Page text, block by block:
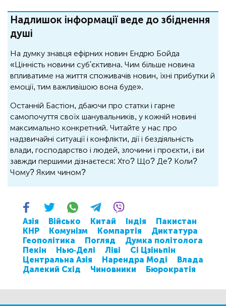
Надлишок інформації веде до збіднення
душі
На думку знавця ефірних новин Ендрю Бойда
«Цінність новини суб'єктивна. Чим більше новина
впливатиме на життя споживачів новин, їхні прибутки й
емоції, тим важливішою вона буде».
Останній Бастіон, дбаючи про статки і гарне
самопочуття своїх шанувальників, у кожній новині
максимально конкретний. Читайте у нас про
надзвичайні ситуації і конфлікти, дії і бездіяльність
влади, господарство і людей, злочини і проєкти, і ви
завжди першими дізнаєтеся: Хто? Що? Де? Коли?
Чому? Яким чином?
Азія Військо Китай Індія
Пакистан
КНР
Комунізм Компартія
Диктатура
Геополітика
Погляд
Думка політолога
Пекін
Нью-Делі Ліві
Сі Цзіньпін
Центральна Азія
Нарендра Моді
Влада
Далекий Схід
Чиновники Бюрократія